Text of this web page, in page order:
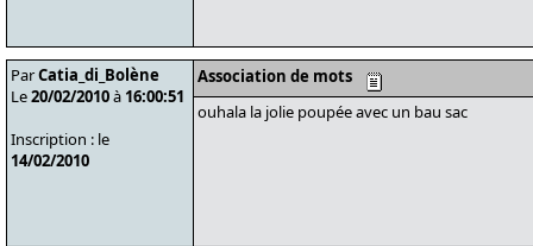
ParCatia_di_Bolène
Le20/02/2010à 16:00:51
Inscription : le
14/02/2010
Association de mots
ouhala la jolie poupée avec un bau sac